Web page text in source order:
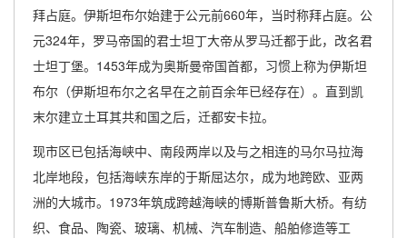
拜占庭。伊斯坦布尔始建于公元前660年，当时称拜占庭。公
元324年，罗马帝国的君士坦丁大帝从罗马迁都于此，改名君
士坦丁堡。1453年成为奥斯曼帝国首都，习惯上称为伊斯坦
布尔（伊斯坦布尔之名早在之前百余年已经存在）。直到凯
末尔建立土耳其共和国之后，迁都安卡拉。
现市区已包括海峡中、南段两岸以及与之相连的马尔马拉海
北岸地段，包括海峡东岸的于斯屈达尔，成为地跨欧、亚两
洲的大城市。1973年筑成跨越海峡的博斯普鲁斯大桥。有纺
织、食品、陶瓷、玻璃、机械、汽车制造、船舶修造等工